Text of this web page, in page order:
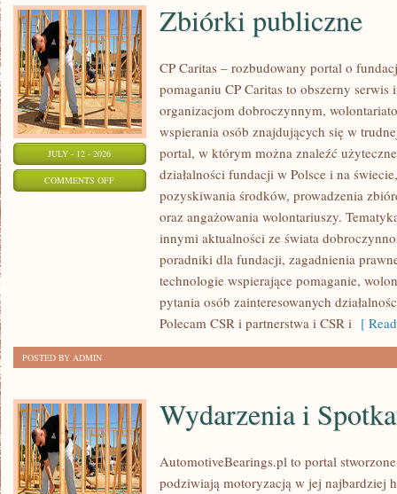
JULY - 12 - 2026
COMMENTS OFFON
PUBLICZNE
Zbiórki publiczne
CP Caritas – rozbudowany portal o
pomaganiu CP Caritas to obszerny
organizacjom dobroczynnym,
wspierania osób znajdujących się w
portal, w którym można znaleźć
działalności fundacji w Polsce i na
pozyskiwania środków, prowadzenia
oraz angażowania wolontariuszy.
innymi aktualności ze świata
poradniki dla fundacji, zagadnienia
technologie wspierające pomaganie,
pytania osób zainteresowanych
Polecam CSR i partnerstwa i CSR i [
POSTED BY ADMIN
Wydarzenia i
AutomotiveBearings.pl to portal
podziwiają motoryzacją w jej najbardziej